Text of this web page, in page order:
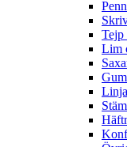
Tejp
Lim